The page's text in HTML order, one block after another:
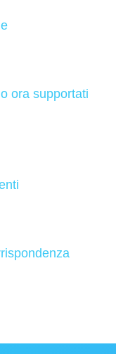
ora supportati